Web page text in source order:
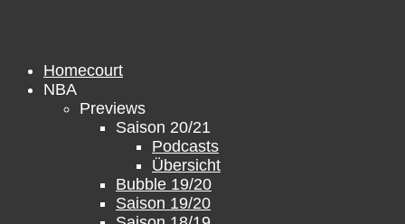
Homecourt
NBA
Previews
Saison 20/21
Podcasts
Übersicht
Bubble 19/20
Saison 19/20